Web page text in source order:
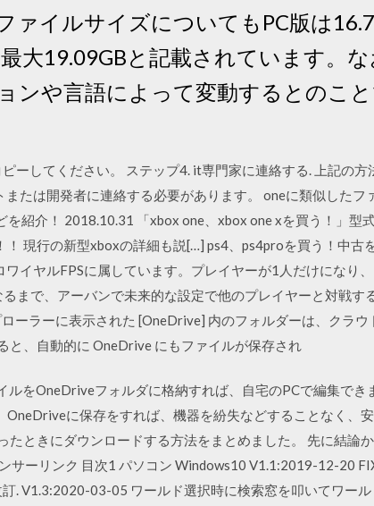
ァイルサイズについてもPC版は
大19.09GBと記載されています。
ンや言語によって変動するとのこ
ーしてください。 ステップ4. it専門家に連絡する. 上記の方
たは開発者に連絡する必要があります。 oneに類似したフ
を紹介！ 2018.10.31 「xbox one、xbox one xを買う！」型
現行の新型xboxの詳細も説[…] ps4、ps4proを買う！中古
イヤルFPSに属しています。プレイヤーが1人だけになり、
まで、アーバンで未来的な設定で他のプレイヤーと対戦す
ーラーに表示された [OneDrive] 内のフォルダーは、クラウ
、自動的に OneDrive にもファイルが保存され
をOneDriveフォルダに格納すれば、自宅のPCで編集でき
に保存をすれば、機器を紛失などすることなく、
ときにダウンロードする方法をまとめました。 先に結論か
サーリンク 目次1 パソコン Windows10 V1.1:2019-12-20
. V1.3:2020-03-05 ワールド選択時に検索窓を叩いてワー